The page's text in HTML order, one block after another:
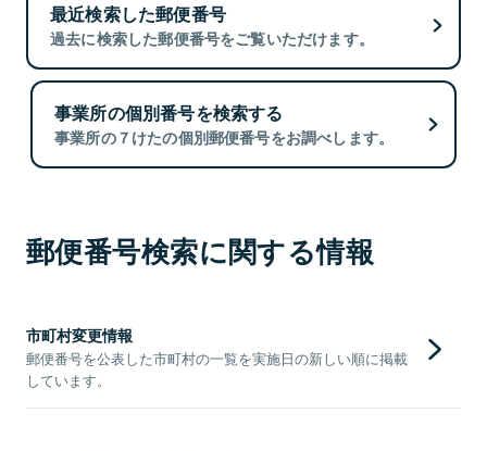
最近検索した郵便番号
過去に検索した郵便番号をご覧いただけます。
事業所の個別番号を検索する
事業所の７けたの個別郵便番号をお調べします。
郵便番号検索に関する情報
市町村変更情報
郵便番号を公表した市町村の一覧を実施日の新しい順に掲載
しています。